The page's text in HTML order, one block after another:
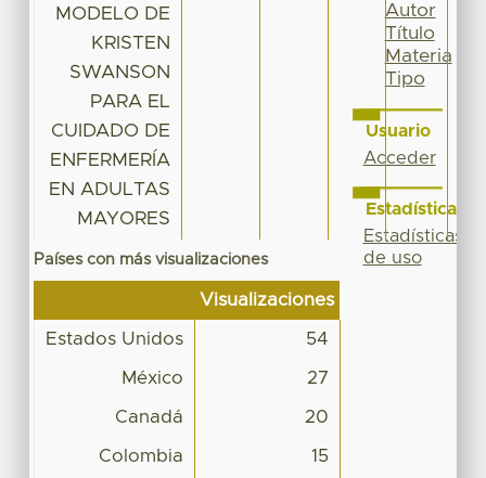
MODELO DE
KRISTEN
SWANSON
PARA EL
CUIDADO DE
ENFERMERÍA
EN ADULTAS
MAYORES
Países con más visualizaciones
Visualizaciones
Estados Unidos 54
México 27
Canadá 20
Colombia 15
Autor
Título
Materia
Tipo
Usuario
Acceder
Estadísticas
Estadísticas
de uso